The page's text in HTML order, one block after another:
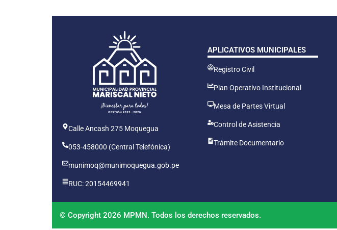
Calle Ancash 275 Moquegua
053-458000 (Central Telefónica)
munimoq@munimoquegua.gob.pe
RUC: 20154469941
APLICATIVOS MUNICIPALES
Registro Civil
Plan Operativo Institucional
Mesa de Partes Virtual
Control de Asistencia
Trámite Documentario
© Copyright 2026 MPMN. Todos los derechos reservados.